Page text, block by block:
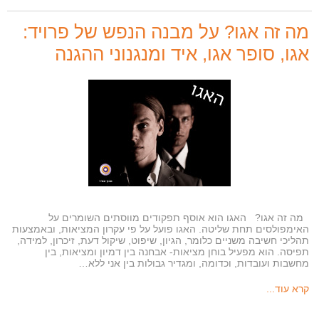
מה זה אגו? על מבנה הנפש של פרויד:
אגו, סופר אגו, איד ומנגנוני ההגנה
מה זה אגו? האגו הוא אוסף תפקודים מווסתים השומרים על
האימפולסים תחת שליטה. האגו פועל על פי עקרון המציאות, ובאמצעות
תהליכי חשיבה משניים כלומר, הגיון, שיפוט, שיקול דעת, זיכרון, למידה,
תפיסה. הוא מפעיל בוחן מציאות- אבחנה בין דמיון ומציאות, בין
מחשבות ועובדות, וכדומה, ומגדיר גבולות בין אני ללא…
קרא עוד...